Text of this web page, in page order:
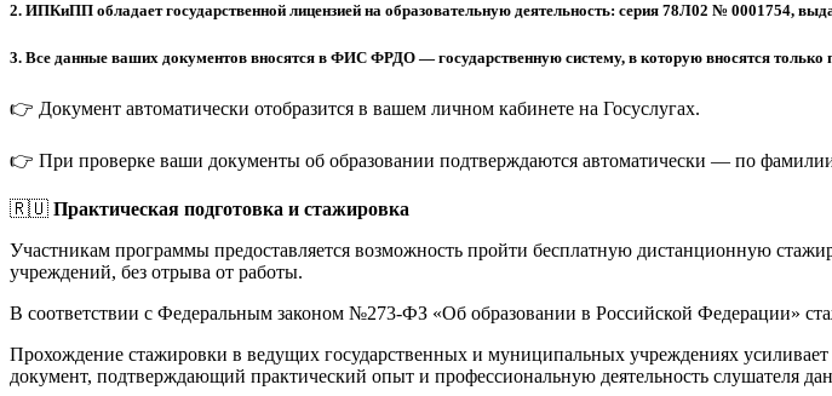
2. ИПКиПП обладает государственной лицензией на образовательную деятельность: серия 78Л02 № 0001754,
3. Все данные ваших документов вносятся в ФИС ФРДО — государственную систему, в которую вносятся
👉 Документ автоматически отобразится в вашем личном кабинете на Госуслугах.
👉 При проверке ваши документы об образовании подтверждаются автоматически — по
🇷🇺 Практическая подготовка и стажировка
Участникам программы предоставляется возможность пройти бесплатную дистанционную
учреждений, без отрыва от работы.
В соответствии с Федеральным законом №273-ФЗ «Об образовании в Российской Федерации»
Прохождение стажировки в ведущих государственных и муниципальных учреждениях
документ, подтверждающий практический опыт и профессиональную деятельность слушателя